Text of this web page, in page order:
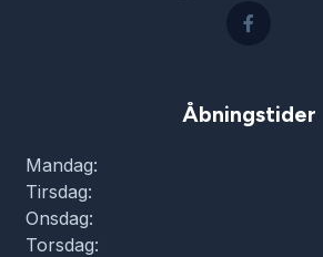
Åbningstider
Mandag:
Tirsdag:
Onsdag:
Torsdag: